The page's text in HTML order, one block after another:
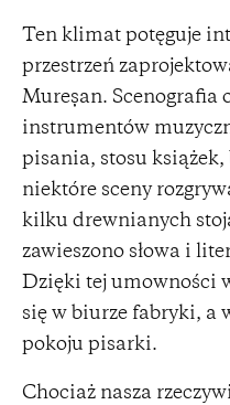
Ten klimat potęguje
przestrzeń
Mureșan. Scenografia
instrumentów
pisania, stosu książek,
niektóre sceny
kilku drewnianych
zawieszono słowa i
Dzięki tej umowności
się w biurze fabryki, a
pokoju pisarki.
Chociaż nasza